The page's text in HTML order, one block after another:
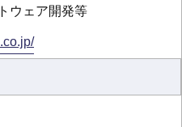
ウェア開発等